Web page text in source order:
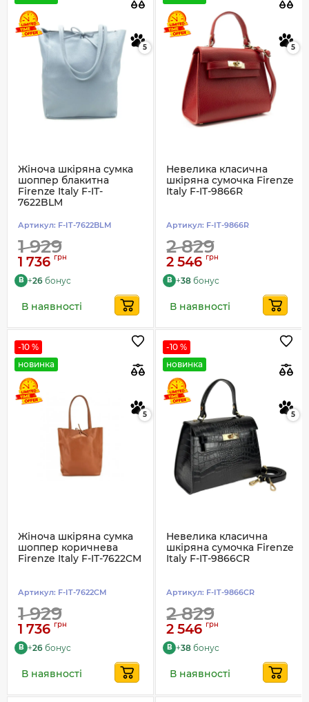
5
Жіноча шкіряна сумка
шоппер блакитна
Firenze Italy F-IT-
7622BLM
Артикул: F-IT-7622BLM
1 929
1 736 грн
B +26 бонус
В наявності
5
Невелика класична
шкіряна сумочка Firenze
Italy F-IT-9866R
Артикул: F-IT-9866R
2 829
2 546 грн
B +38 бонус
В наявності
-10 %
новинка
5
Жіноча шкіряна сумка
шоппер коричнева
Firenze Italy F-IT-7622CM
Артикул: F-IT-7622CM
1 929
1 736 грн
B +26 бонус
В наявності
-10 %
новинка
5
Невелика класична
шкіряна сумочка Firenze
Italy F-IT-9866CR
Артикул: F-IT-9866CR
2 829
2 546 грн
B +38 бонус
В наявності